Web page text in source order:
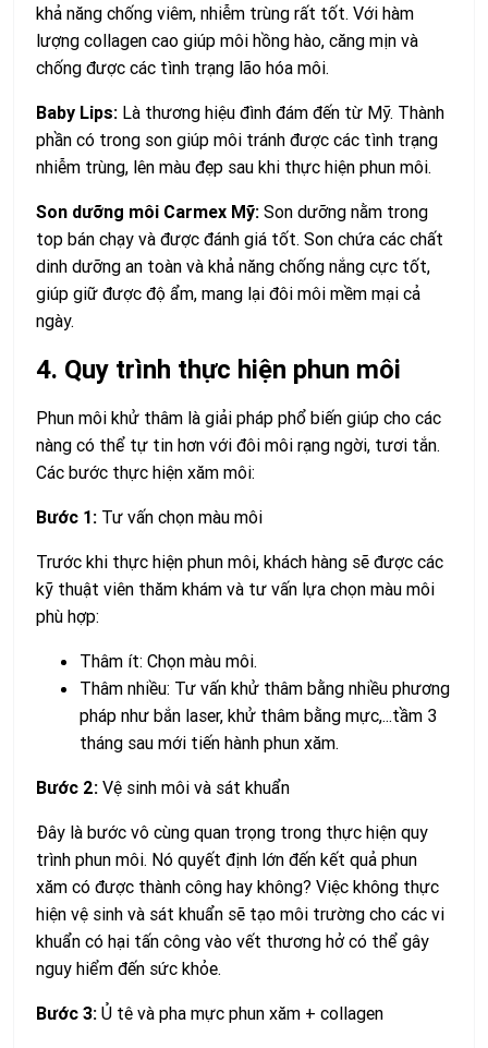
khả năng chống viêm, nhiễm trùng rất tốt. Với hàm
lượng collagen cao giúp môi hồng hào, căng mịn và
chống được các tình trạng lão hóa môi.
Baby Lips: Là thương hiệu đình đám đến từ Mỹ. Thành
phần có trong son giúp môi tránh được các tình trạng
nhiễm trùng, lên màu đẹp sau khi thực hiện phun môi.
Son dưỡng môi Carmex Mỹ: Son dưỡng nằm trong
top bán chạy và được đánh giá tốt. Son chứa các chất
dinh dưỡng an toàn và khả năng chống nắng cực tốt,
giúp giữ được độ ẩm, mang lại đôi môi mềm mại cả
ngày.
4. Quy trình thực hiện phun môi
Phun môi khử thâm là giải pháp phổ biến giúp cho các
nàng có thể tự tin hơn với đôi môi rạng ngời, tươi tắn.
Các bước thực hiện xăm môi:
Bước 1: Tư vấn chọn màu môi
Trước khi thực hiện phun môi, khách hàng sẽ được các
kỹ thuật viên thăm khám và tư vấn lựa chọn màu môi
phù hợp:
Thâm ít: Chọn màu môi.
Thâm nhiều: Tư vấn khử thâm bằng nhiều phương
pháp như bắn laser, khử thâm bằng mực,...tầm 3
tháng sau mới tiến hành phun xăm.
Bước 2: Vệ sinh môi và sát khuẩn
Đây là bước vô cùng quan trọng trong thực hiện quy
trình phun môi. Nó quyết định lớn đến kết quả phun
xăm có được thành công hay không? Việc không thực
hiện vệ sinh và sát khuẩn sẽ tạo môi trường cho các vi
khuẩn có hại tấn công vào vết thương hở có thể gây
nguy hiểm đến sức khỏe.
Bước 3: Ủ tê và pha mực phun xăm + collagen